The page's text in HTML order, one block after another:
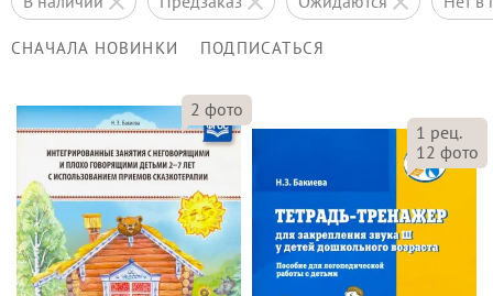
СНАЧАЛА НОВИНКИ ПОДПИСАТЬСЯ
2 фото
1 рец.
12 фото